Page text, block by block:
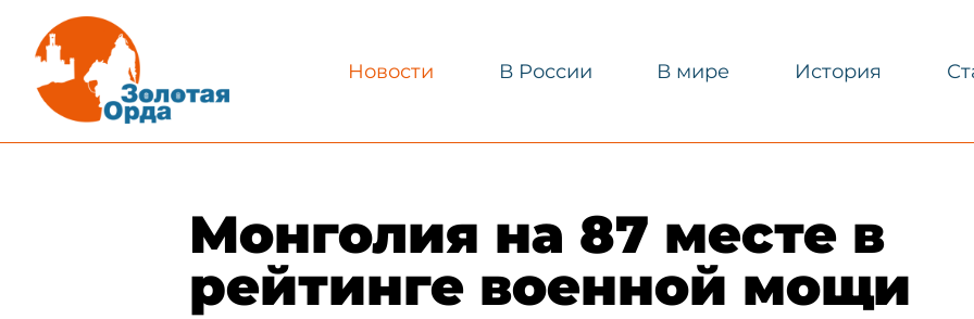
Новости В России В мире История
Монголия на 87 месте в
рейтинге военной мощи